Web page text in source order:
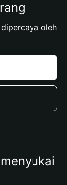
oleh